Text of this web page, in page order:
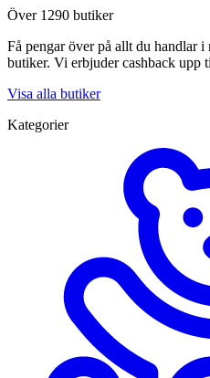
Över 1290 butiker
Få pengar över på allt du handlar i
butiker. Vi erbjuder cashback upp
Visa alla butiker
Kategorier